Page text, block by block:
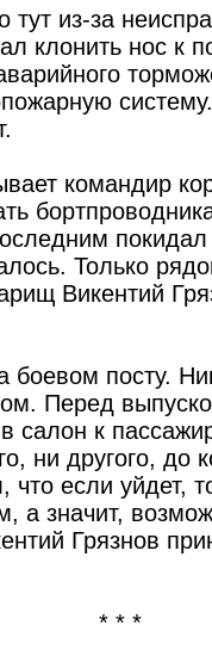
тут из-за
клонить нос к
командир
Только
Викентий
боевом посту.
Перед
салон к
ни другого, до
что если уйдет,
а значит,
Грязнов
* * *